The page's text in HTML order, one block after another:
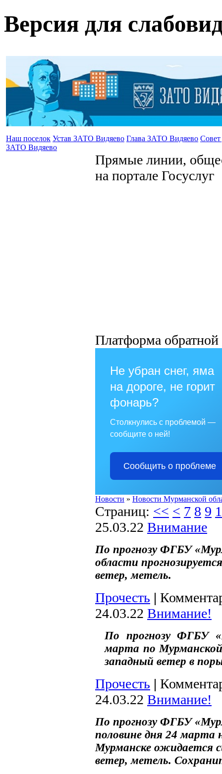
Версия для
Наш поселок Устав ЗАТО Видяево Глава ЗАТО Видяево
ЗАТО Видяево
Прямые линии,
на портале Госуслуг
Платформа обратной
Не убран снег, яма
на дороге, не горит
фонарь?
Столкнулись с проблемой —
сообщите о ней!
Сообщить о проблеме
Новости » Новости Мурманской
Страниц: << < 7 8 9
25.03.22 Внимание
По прогнозу ФГБУ
области
ветер, метель.
Прочесть |
24.03.22 Внимание!
По прогнозу ФГБУ
марта по Мурманской
западный ветер в
Прочесть |
24.03.22 Внимание!
По прогнозу ФГБУ
половине дня 24 марта
Мурманске ожидается
ветер, метель.